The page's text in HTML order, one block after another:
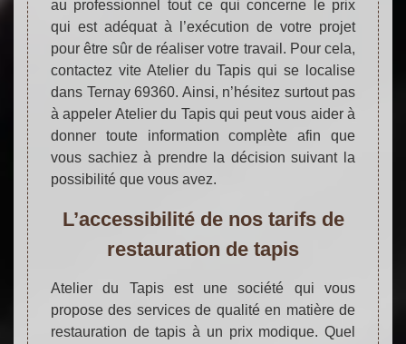
au professionnel tout ce qui concerne le prix
qui est adéquat à l’exécution de votre projet
pour être sûr de réaliser votre travail. Pour cela,
contactez vite Atelier du Tapis qui se localise
dans Ternay 69360. Ainsi, n’hésitez surtout pas
à appeler Atelier du Tapis qui peut vous aider à
donner toute information complète afin que
vous sachiez à prendre la décision suivant la
possibilité que vous avez.
L’accessibilité de nos tarifs de
restauration de tapis
Atelier du Tapis est une société qui vous
propose des services de qualité en matière de
restauration de tapis à un prix modique. Quel